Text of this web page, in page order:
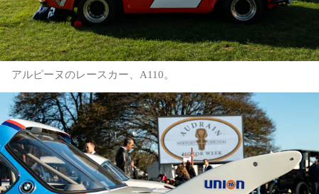
アルピーヌのレースカー、A110。